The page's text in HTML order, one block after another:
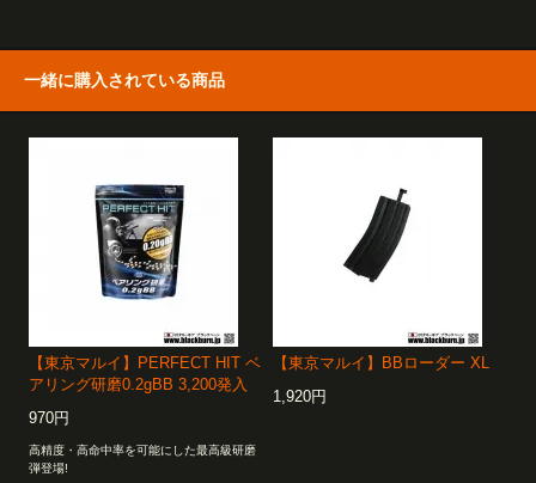
一緒に購入されている商品
【東京マルイ】PERFECT HIT ベ
アリング研磨0.2gBB 3,200発入
970円
高精度・高命中率を可能にした最高級研磨
弾登場!
【東京マルイ】BBローダー XL
1,920円